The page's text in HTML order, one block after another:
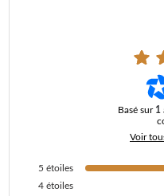
Basé sur 1
Voir
5 étoiles
4 étoiles